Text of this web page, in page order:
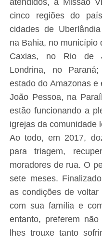
atendidos, a Missão
cinco regiões do
cidades de
na Bahia, no município
Caxias, no Rio de
Londrina, no
estado do Amazonas
João Pessoa, na
estão funcionando a
igrejas da comunidade
Ao todo, em 2017,
para triagem,
moradores de rua. O
sete meses.
as condições de voltar
com sua família e
entanto, preferem
lhes trouxe tanto